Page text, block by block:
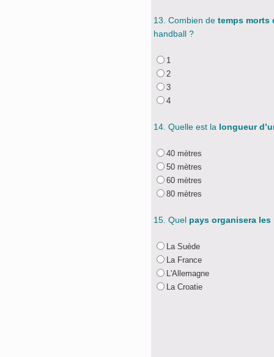
13. Combien de temps morts
handball ?
1
2
3
4
14. Quelle est la longueur
40 mètres
50 mètres
60 mètres
80 mètres
15. Quel pays organisera
La Suède
La France
L'Allemagne
La Croatie